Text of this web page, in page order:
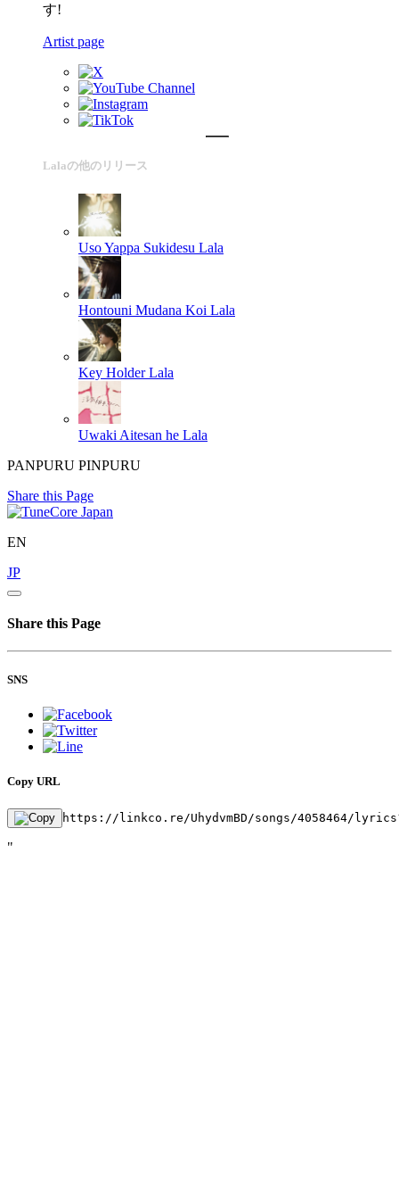
す!
Artist page
Lalaの他のリリース
Uso Yappa Sukidesu Lala
Hontouni Mudana Koi Lala
Key Holder Lala
Uwaki Aitesan he Lala
PANPURU PINPURU
Share this Page
EN
JP
Share this Page
SNS
Copy URL
https://linkco.re/UhydvmBD/songs/4058464/
"